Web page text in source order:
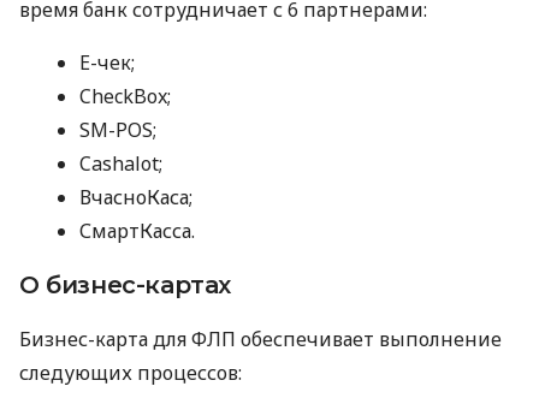
время банк сотрудничает с 6 партнерами:
E-чек;
CheckBox;
SM-POS;
Cashalot;
ВчасноКаса;
СмартКасса.
О бизнес-картах
Бизнес-карта для ФЛП обеспечивает выполнение
следующих процессов: